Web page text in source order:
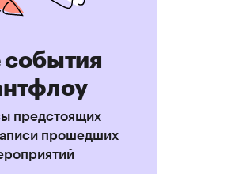
события
предстоящих
прошедших